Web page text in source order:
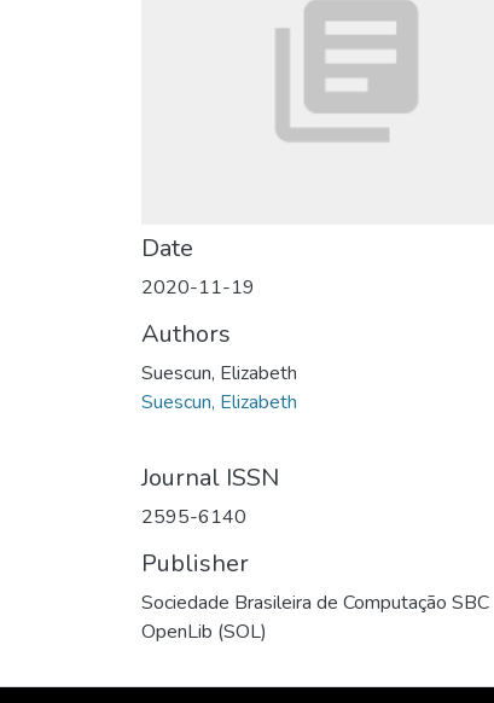
Date
2020-11-19
Authors
Suescun, Elizabeth
Suescun, Elizabeth
Journal ISSN
2595-6140
Publisher
Sociedade Brasileira de Computação SBC
OpenLib (SOL)